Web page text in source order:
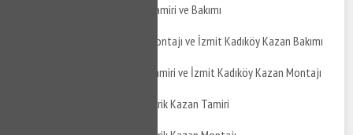
İzmit Kadıköy Boyler Tamiri ve Bakımı
İzmit Kadıköy Kazan Montajı ve İzmit Kadıköy Kazan Bakımı
İzmit Kadıköy Kazan Tamiri ve İzmit Kadıköy Kazan Montajı
İzmit Kadıköy Atmosferik Kazan Tamiri